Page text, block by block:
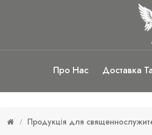
Про Нас Доставка
Продукція для